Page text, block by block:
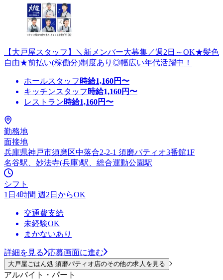
【大戸屋スタッフ】＼新メンバー大募集／週2日～OK★髪色
自由★前払い(稼働分)制度あり◎幅広い年代活躍中！
ホールスタッフ 時給1,160円〜
キッチンスタッフ 時給1,160円〜
レストラン時給1,160円〜
勤務地
面接地
兵庫県神戸市須磨区中落合2-2-1 須磨パティオ3番館1F
名谷駅、妙法寺(兵庫)駅、総合運動公園駅
シフト
1日4時間 週2日からOK
交通費支給
未経験OK
まかないあり
詳細を見る 応募画面に進む
大戸屋ごはん処 須磨パティオ店のその他の求人を見る
アルバイト・パート